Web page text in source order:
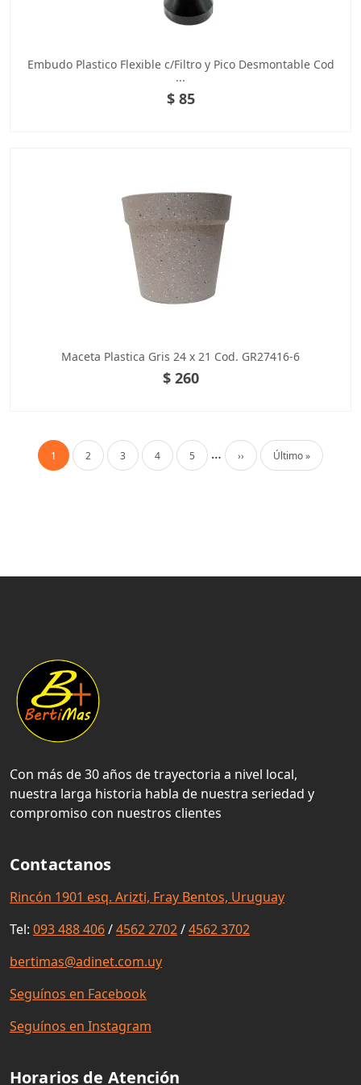
Embudo Plastico Flexible c/Filtro y Pico Desmontable Cod
...
$ 85
Maceta Plastica Gris 24 x 21 Cod. GR27416-6
$ 260
Paginación
Página actual
1 Página
2 Página
3 Página
4 Página
5 … Siguiente página
›› Última página
Último »
Con más de 30 años de trayectoria a nivel local,
nuestra larga historia habla de nuestra seriedad y
compromiso con nuestros clientes
Contactanos
Rincón 1901 esq. Arizti, Fray Bentos, Uruguay
Tel: 093 488 406/4562 2702/4562 3702
bertimas@adinet.com.uy
Seguínos en Facebook
Seguínos en Instagram
Horarios de Atención